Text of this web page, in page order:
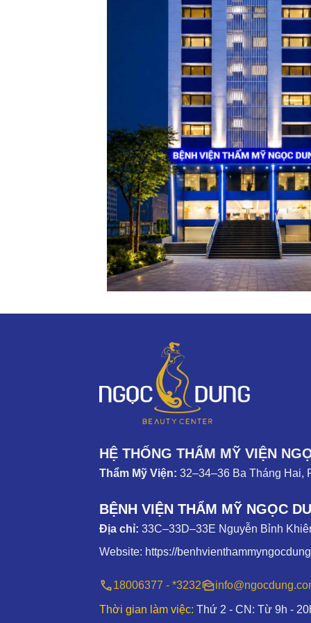
HỆ THỐNG THẨM MỸ VIỆN
Thẩm Mỹ Viện: 32–34–36 Ba Tháng Hai,
BỆNH VIỆN THẨM MỸ NGỌC
Địa chỉ: 33C–33D–33E Nguyễn Bỉnh
Website: https://
18006377 - *3232
Thời gian làm việc: Thứ 2 - CN: Từ 9h -